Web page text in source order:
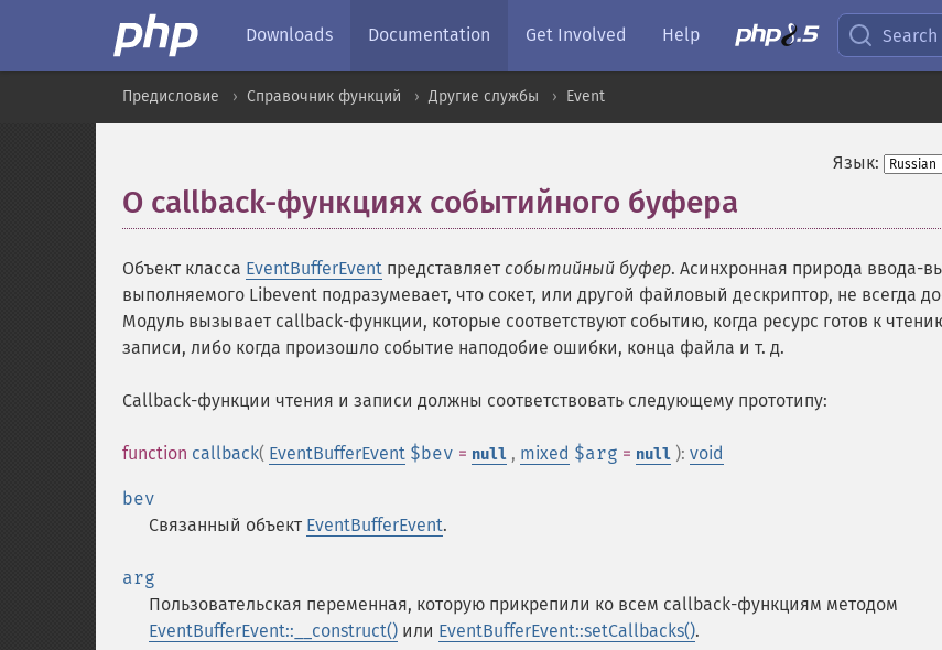
Downloads Documentation Get Involved Help
Предисловие Справочник функций Другие службы Event
Язык:
О callback-функциях событийного буфера
Объект класса EventBufferEvent представляет событийный буфер. Асинхронная природа ввода-
выполняемого Libevent подразумевает, что сокет, или другой файловый дескриптор, не всегда
Модуль вызывает callback-функции, которые соответствуют событию, когда ресурс готов к
записи, либо когда произошло событие наподобие ошибки, конца файла и т. д.
Callback-функции чтения и записи должны соответствовать следующему прототипу:
function callback( EventBufferEvent $bev = null , mixed $arg = null ): void
bev
Связанный объект EventBufferEvent.
arg
Пользовательская переменная, которую прикрепили ко всем callback-функциям методом
EventBufferEvent::__construct() или EventBufferEvent::setCallbacks().